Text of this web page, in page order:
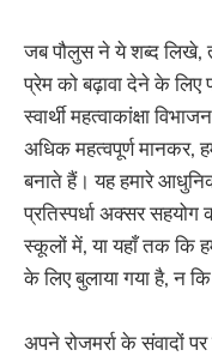
जब पौलुस ने ये शब्द लिखे,
प्रेम को बढ़ावा देने के
स्वार्थी महत्वाकांक्षा
अधिक महत्वपूर्ण मानकर,
बनाते हैं। यह हमारे
प्रतिस्पर्धा अक्सर सहयोग
स्कूलों में, या यहाँ तक कि
के लिए बुलाया गया है, न
अपने रोजमर्रा के संवादों